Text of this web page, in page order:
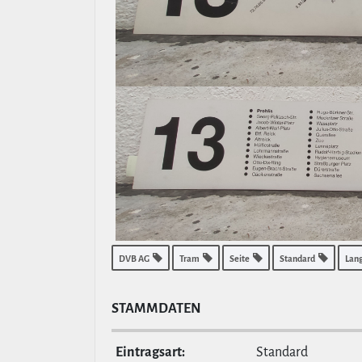
DVB AG Tram Seite Standard
STAMM­DATEN
Ein­tragsart: Standard